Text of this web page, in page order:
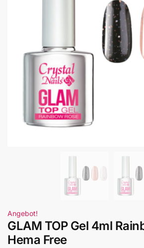
Angebot!
GLAM TOP Gel 4ml
Hema Free